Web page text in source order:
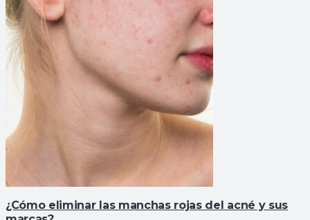
¿Cómo eliminar las manchas rojas del acné y sus